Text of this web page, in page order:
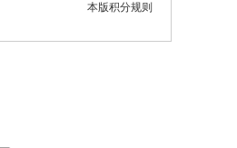
本版积分规则